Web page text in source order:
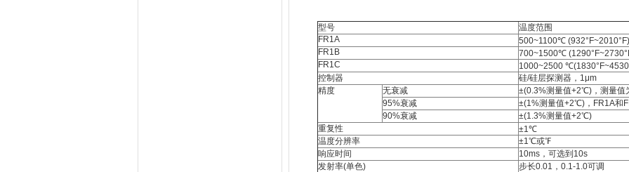
型号
温度范围
FR1A
500~1100℃ (932°F~2010°F)
FR1B
700~1500℃
FR1C
1000~2500
控制器
硅/硅层探测器，1μm
精度
无衰减
±(0.3%测量值+2℃)，测量
95%衰减
±(1%测量值+2℃)，FR1A和
90%衰减
±(1.3%测量值+2℃)
重复性
±1℃
温度分辨率
±1℃或℉
响应时间
10ms，可选到10s
发射率(单色)
步长0.01，0.1-1.0可调